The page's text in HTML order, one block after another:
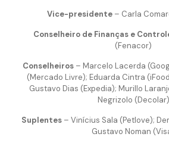
Vice-presidente – Carla
Conselheiro de Finanças e
(Fenacor)
Conselheiros – Marcelo Lacerda
(Mercado Livre); Eduarda Cintra
Gustavo Dias (Expedia); Murillo
Negrizolo (Decolar)
Suplentes – Vinícius Sala (Petlove);
Gustavo Noman